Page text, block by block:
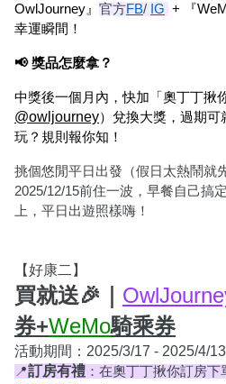
OwlJourney』 官方FB/ IG + 『
幸運瞬間！
📢 獎品怎麼拿？
@owljourney）兌換大獎，過期
玩？規則報你知！
挑個悠閒平日出發（假日太熱鬧就
2025/12/15前住一波，早餐自己搞
上，平日出遊照樣嗨！
【好康二】
買就送🎉｜
券+WeMo騎乘券
活動期間：2025/3/17 - 2025/4/13
📍訂房有禮 ：在奧丁丁揪你訂房下